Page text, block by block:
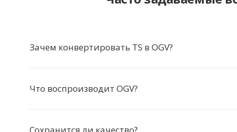
Зачем конвертировать TS в OGV?
Что воспроизводит OGV?